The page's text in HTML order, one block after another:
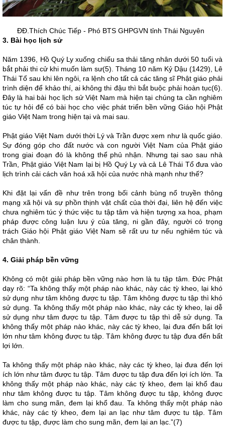
ĐĐ.Thích Chúc Tiếp - Phó BTS GHPGVN tỉnh Thái Nguyên
3. Bài học lịch sử
Năm 1396, Hồ Quý Ly xuống chiếu sa thải tăng nhân dưới 50 tuổi và
bắt phải thi cử khi muốn làm sư(5). Tháng 10 năm Kỷ Dậu (1429), Lê
Thái Tổ sau khi lên ngôi, ra lệnh cho tất cả các tăng sĩ Phật giáo phải
trình diện để khảo thí, ai không thi đậu thì bắt buộc phải hoàn tục(6).
Đây là hai bài học lịch sử Việt Nam mà hiện tại chúng ta cần nghiêm
túc tự hỏi để có bài học cho việc phát triển bền vững Giáo hội Phật
giáo Việt Nam trong hiện tại và mai sau.
Phật giáo Việt Nam dưới thời Lý và Trần được xem như là quốc giáo.
Sự đóng góp cho đất nước và con người Việt Nam của Phật giáo
trong giai đoạn đó là không thể phủ nhận. Nhưng tại sao sau nhà
Trần, Phật giáo Việt Nam lại bị Hồ Quý Ly và cả Lê Thái Tổ đưa vào
lịch trình cải cách văn hoá xã hội của nước nhà mạnh như thế?
Khi đặt lại vấn đề như trên trong bối cảnh bùng nổ truyền thông
mạng xã hội và sự phồn thịnh vật chất của thời đại, liên hệ đến việc
chưa nghiêm túc ý thức việc tu tập tâm và hiện tượng xa hoa, phạm
pháp được công luận lưu ý của tăng, ni gần đây, người có trọng
trách Giáo hội Phật giáo Việt Nam sẽ rất ưu tư nếu nghiêm túc và
chân thành.
4. Giải pháp bền vững
Không có một giải pháp bền vững nào hơn là tu tập tâm. Đức Phật
dạy rõ: “Ta không thấy một pháp nào khác, này các tỳ kheo, lại khó
sử dụng như tâm không được tu tập. Tâm không được tu tập thì khó
sử dụng. Ta không thấy một pháp nào khác, này các tỳ kheo, lại dễ
sử dụng như tâm được tu tập. Tâm được tu tập thì dễ sử dụng. Ta
không thấy một pháp nào khác, này các tỳ kheo, lại đưa đến bất lợi
lớn như tâm không được tu tập. Tâm không được tu tập đưa đến bất
lợi lớn.
Ta không thấy một pháp nào khác, này các tỳ kheo, lại đưa đến lợi
ích lớn như tâm được tu tập. Tâm được tu tập đưa đến lợi ích lớn. Ta
không thấy một pháp nào khác, này các tỳ kheo, đem lại khổ đau
như tâm không được tu tập. Tâm không được tu tập, không được
làm cho sung mãn, đem lại khổ đau. Ta không thấy một pháp nào
khác, này các tỳ kheo, đem lại an lạc như tâm được tu tập. Tâm
được tu tập, được làm cho sung mãn, đem lại an lạc.”(7)